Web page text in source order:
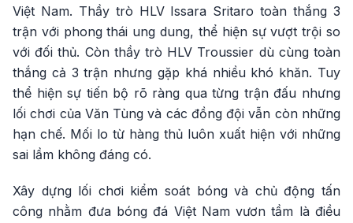
Việt Nam. Thầy trò HLV Issara Sritaro toàn thắng 3
trận với phong thái ung dung, thể hiện sự vượt trội so
với đối thủ. Còn thầy trò HLV Troussier dù cùng toàn
thắng cả 3 trận nhưng gặp khá nhiều khó khăn. Tuy
thể hiện sự tiến bộ rõ ràng qua từng trận đấu nhưng
lối chơi của Văn Tùng và các đồng đội vẫn còn những
hạn chế. Mối lo từ hàng thủ luôn xuất hiện với những
sai lầm không đáng có.
Xây dựng lối chơi kiểm soát bóng và chủ động tấn
công nhằm đưa bóng đá Việt Nam vươn tầm là điều